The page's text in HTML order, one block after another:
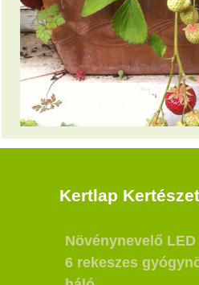
Kertlap
Növénynevelő
6 rekeszes